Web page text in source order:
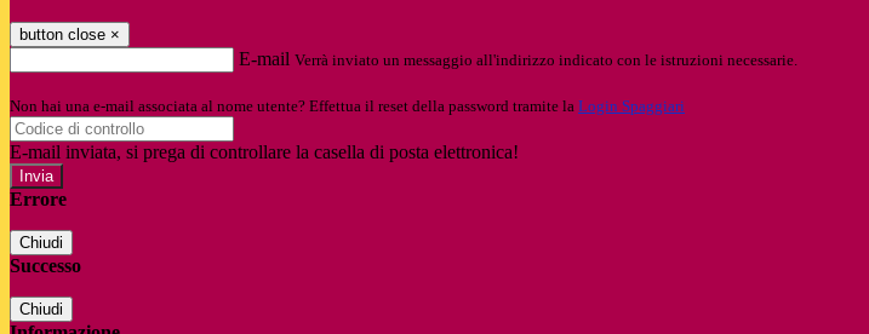
button close ×
E-mail Verrà inviato un messaggio all'indirizzo indicato con le istruzioni necessarie.
Non hai una e-mail associata al nome utente? Effettua il reset della password tramite la Login Spaggiari
E-mail inviata, si prega di controllare la casella di posta elettronica!
Errore
Chiudi
Successo
Chiudi